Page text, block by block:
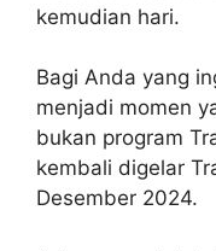
kemudian hari.
Bagi Anda yang
menjadi momen
bukan program
kembali digelar
Desember 2024.